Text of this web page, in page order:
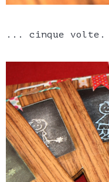
... cinque